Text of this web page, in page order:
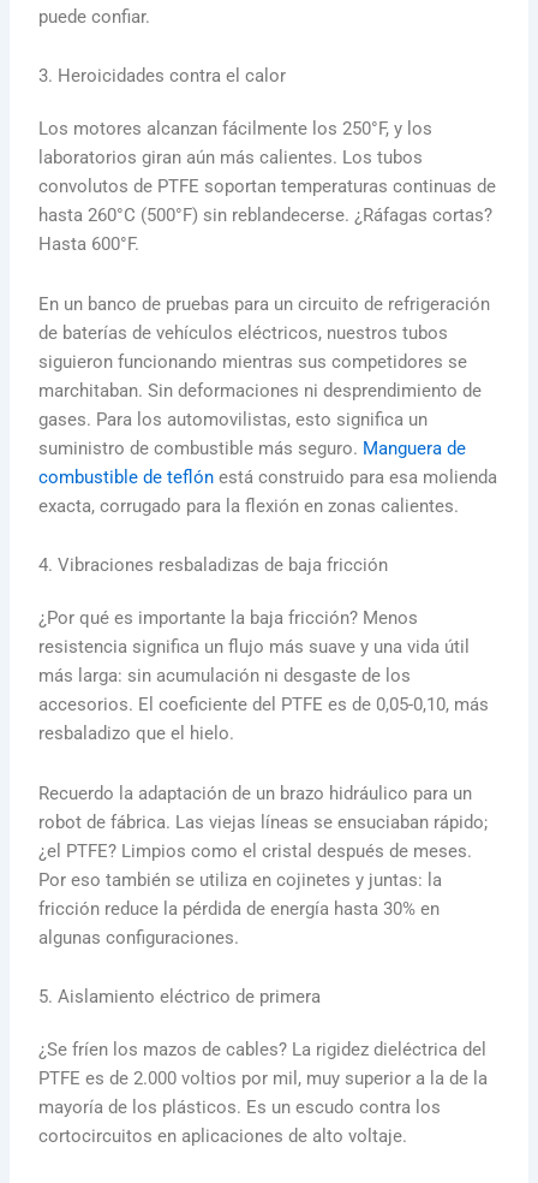
puede confiar.
3. Heroicidades contra el calor
Los motores alcanzan fácilmente los 250°F, y los
laboratorios giran aún más calientes. Los tubos
convolutos de PTFE soportan temperaturas continuas de
hasta 260°C (500°F) sin reblandecerse. ¿Ráfagas cortas?
Hasta 600°F.
En un banco de pruebas para un circuito de refrigeración
de baterías de vehículos eléctricos, nuestros tubos
siguieron funcionando mientras sus competidores se
marchitaban. Sin deformaciones ni desprendimiento de
gases. Para los automovilistas, esto significa un
suministro de combustible más seguro. Manguera de
combustible de teflón está construido para esa molienda
exacta, corrugado para la flexión en zonas calientes.
4. Vibraciones resbaladizas de baja fricción
¿Por qué es importante la baja fricción? Menos
resistencia significa un flujo más suave y una vida útil
más larga: sin acumulación ni desgaste de los
accesorios. El coeficiente del PTFE es de 0,05-0,10, más
resbaladizo que el hielo.
Recuerdo la adaptación de un brazo hidráulico para un
robot de fábrica. Las viejas líneas se ensuciaban rápido;
¿el PTFE? Limpios como el cristal después de meses.
Por eso también se utiliza en cojinetes y juntas: la
fricción reduce la pérdida de energía hasta 30% en
algunas configuraciones.
5. Aislamiento eléctrico de primera
¿Se fríen los mazos de cables? La rigidez dieléctrica del
PTFE es de 2.000 voltios por mil, muy superior a la de la
mayoría de los plásticos. Es un escudo contra los
cortocircuitos en aplicaciones de alto voltaje.